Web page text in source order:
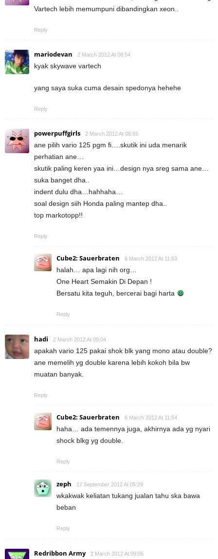
Vartech lebih memumpuni dibandingkan xeon..
Reply
mariodevan 2 March 2012 At 08:54
kyak skywave vartech
yang saya suka cuma desain spedonya hehehe
Reply
powerpuffgirls 2 March 2012 At 08:55
ane pilih vario 125 pgm fi….skutik ini uda menarik
perhatian ane…
skutik paling keren yaa ini…design nya sreg sama ane…
suka banget dha..
indent dulu dha…hahhaha…
soal design siih Honda paling mantep dha..
top markotopp!!
Reply
Cube2: Sauerbraten 6 March 2012 At 11:53
halah… apa lagi nih org…
One Heart Semakin Di Depan !
Bersatu kita teguh, bercerai bagi harta
Reply
hadi 2 March 2012 At 09:04
apakah vario 125 pakai shok blk yang mono atau double?
ane memelih yg double karena lebih kokoh bila bw
muatan banyak.
Reply
Cube2: Sauerbraten 6 March 2012 At 11:54
haha… ada temennya juga, akhirnya ada yg nyari
shock blkg yg double.
Reply
zeph 17 September 2012 At 05:29
wkakwak keliatan tukang jualan tahu ska bawa
beban
Reply
Redribbon Army 2 March 2012 At 09:06